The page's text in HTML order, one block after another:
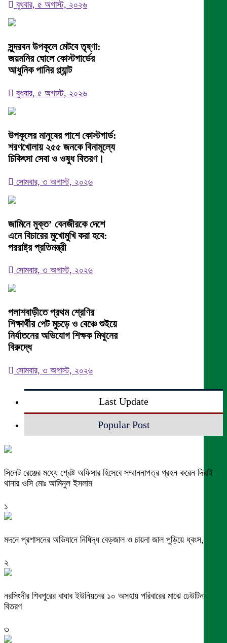
বুধবার, ৫ অগাস্ট, ২০২৬
সুন্দরবন উপকূলে মেটবে তৃষ্ণা:
জয়মনির ঘোলে কোস্টগার্ডের
আধুনিক পানির প্ল্যান্ট
বুধবার, ৫ অগাস্ট, ২০২৬
উপকূলের মানুষের পাশে কোস্টগার্ড:
শরণখোলায় ২৫৫ জনকে বিনামূল্যে
চিকিৎসা সেবা ও ওষুধ বিতরণ।
সোমবার, ৩ অগাস্ট, ২০২৬
জামিনে মুক্ত’ বেনজীরকে দেশে
এনে বিচারের মুখোমুখি করা হবে:
পররাষ্ট্র প্রতিমন্ত্রী
সোমবার, ৩ অগাস্ট, ২০২৬
পলাশবাড়ীতে প্রথম শ্রেণির
শিক্ষার্থীর পেট মুচড়ে ও বেঞ্চে শুইয়ে
নির্যাতনের অভিযোগ শিক্ষক মিথুনের
বিরুদ্ধে
সোমবার, ৩ অগাস্ট, ২০২৬
Last Update
Popular Post
সিলেট রেঞ্জের মধ্যে শ্রেষ্ট অফিসার হিসেবে সম্মাননাপত্র গ্রহন করেন দিরাই
থানার ওসি মোঃ আমিনুল ইসলাম
১
মদনে প্রশাসনের অভিযানে নিষিদ্ধ বেড়জাল ও চায়না জাল পুড়িয়ে ধ্বংস,
২
নরসিংদীর শিবপুরের বাঘাব ইউনিয়নের ১০ অসহায় পরিবারের মাঝে ঢেউটিন
বিতরণ
৩